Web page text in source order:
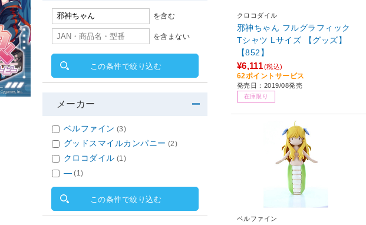
クロコダイル
邪神ちゃん フルグラフィック
Tシャツ Lサイズ 【グッズ】
【852】
¥6,111(税込)
62ポイントサービス
発売日：2019/08発売
在庫限り
ベルファイン
を含む
を含まない
この条件で絞り込む
メーカー
ベルファイン (3)
グッドスマイルカンパニー (2)
クロコダイル (1)
― (1)
この条件で絞り込む